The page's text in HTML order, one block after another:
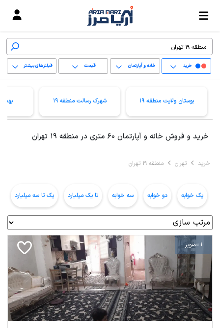
خرید خانه و آپارتمان قیمت فیلترهای بیشتر
پاک کردن محدوده
بوستان ولایت منطقه 19 شهرک رسالت منطقه 19
خرید و فروش خانه و آپارتمان 60 متری در منطقه 19 تهران
خرید تهران منطقه 19 تهران
یک خوابه دو خوابه سه خوابه تا یک میلیارد یک تا سه میلیارد
1 تصویر